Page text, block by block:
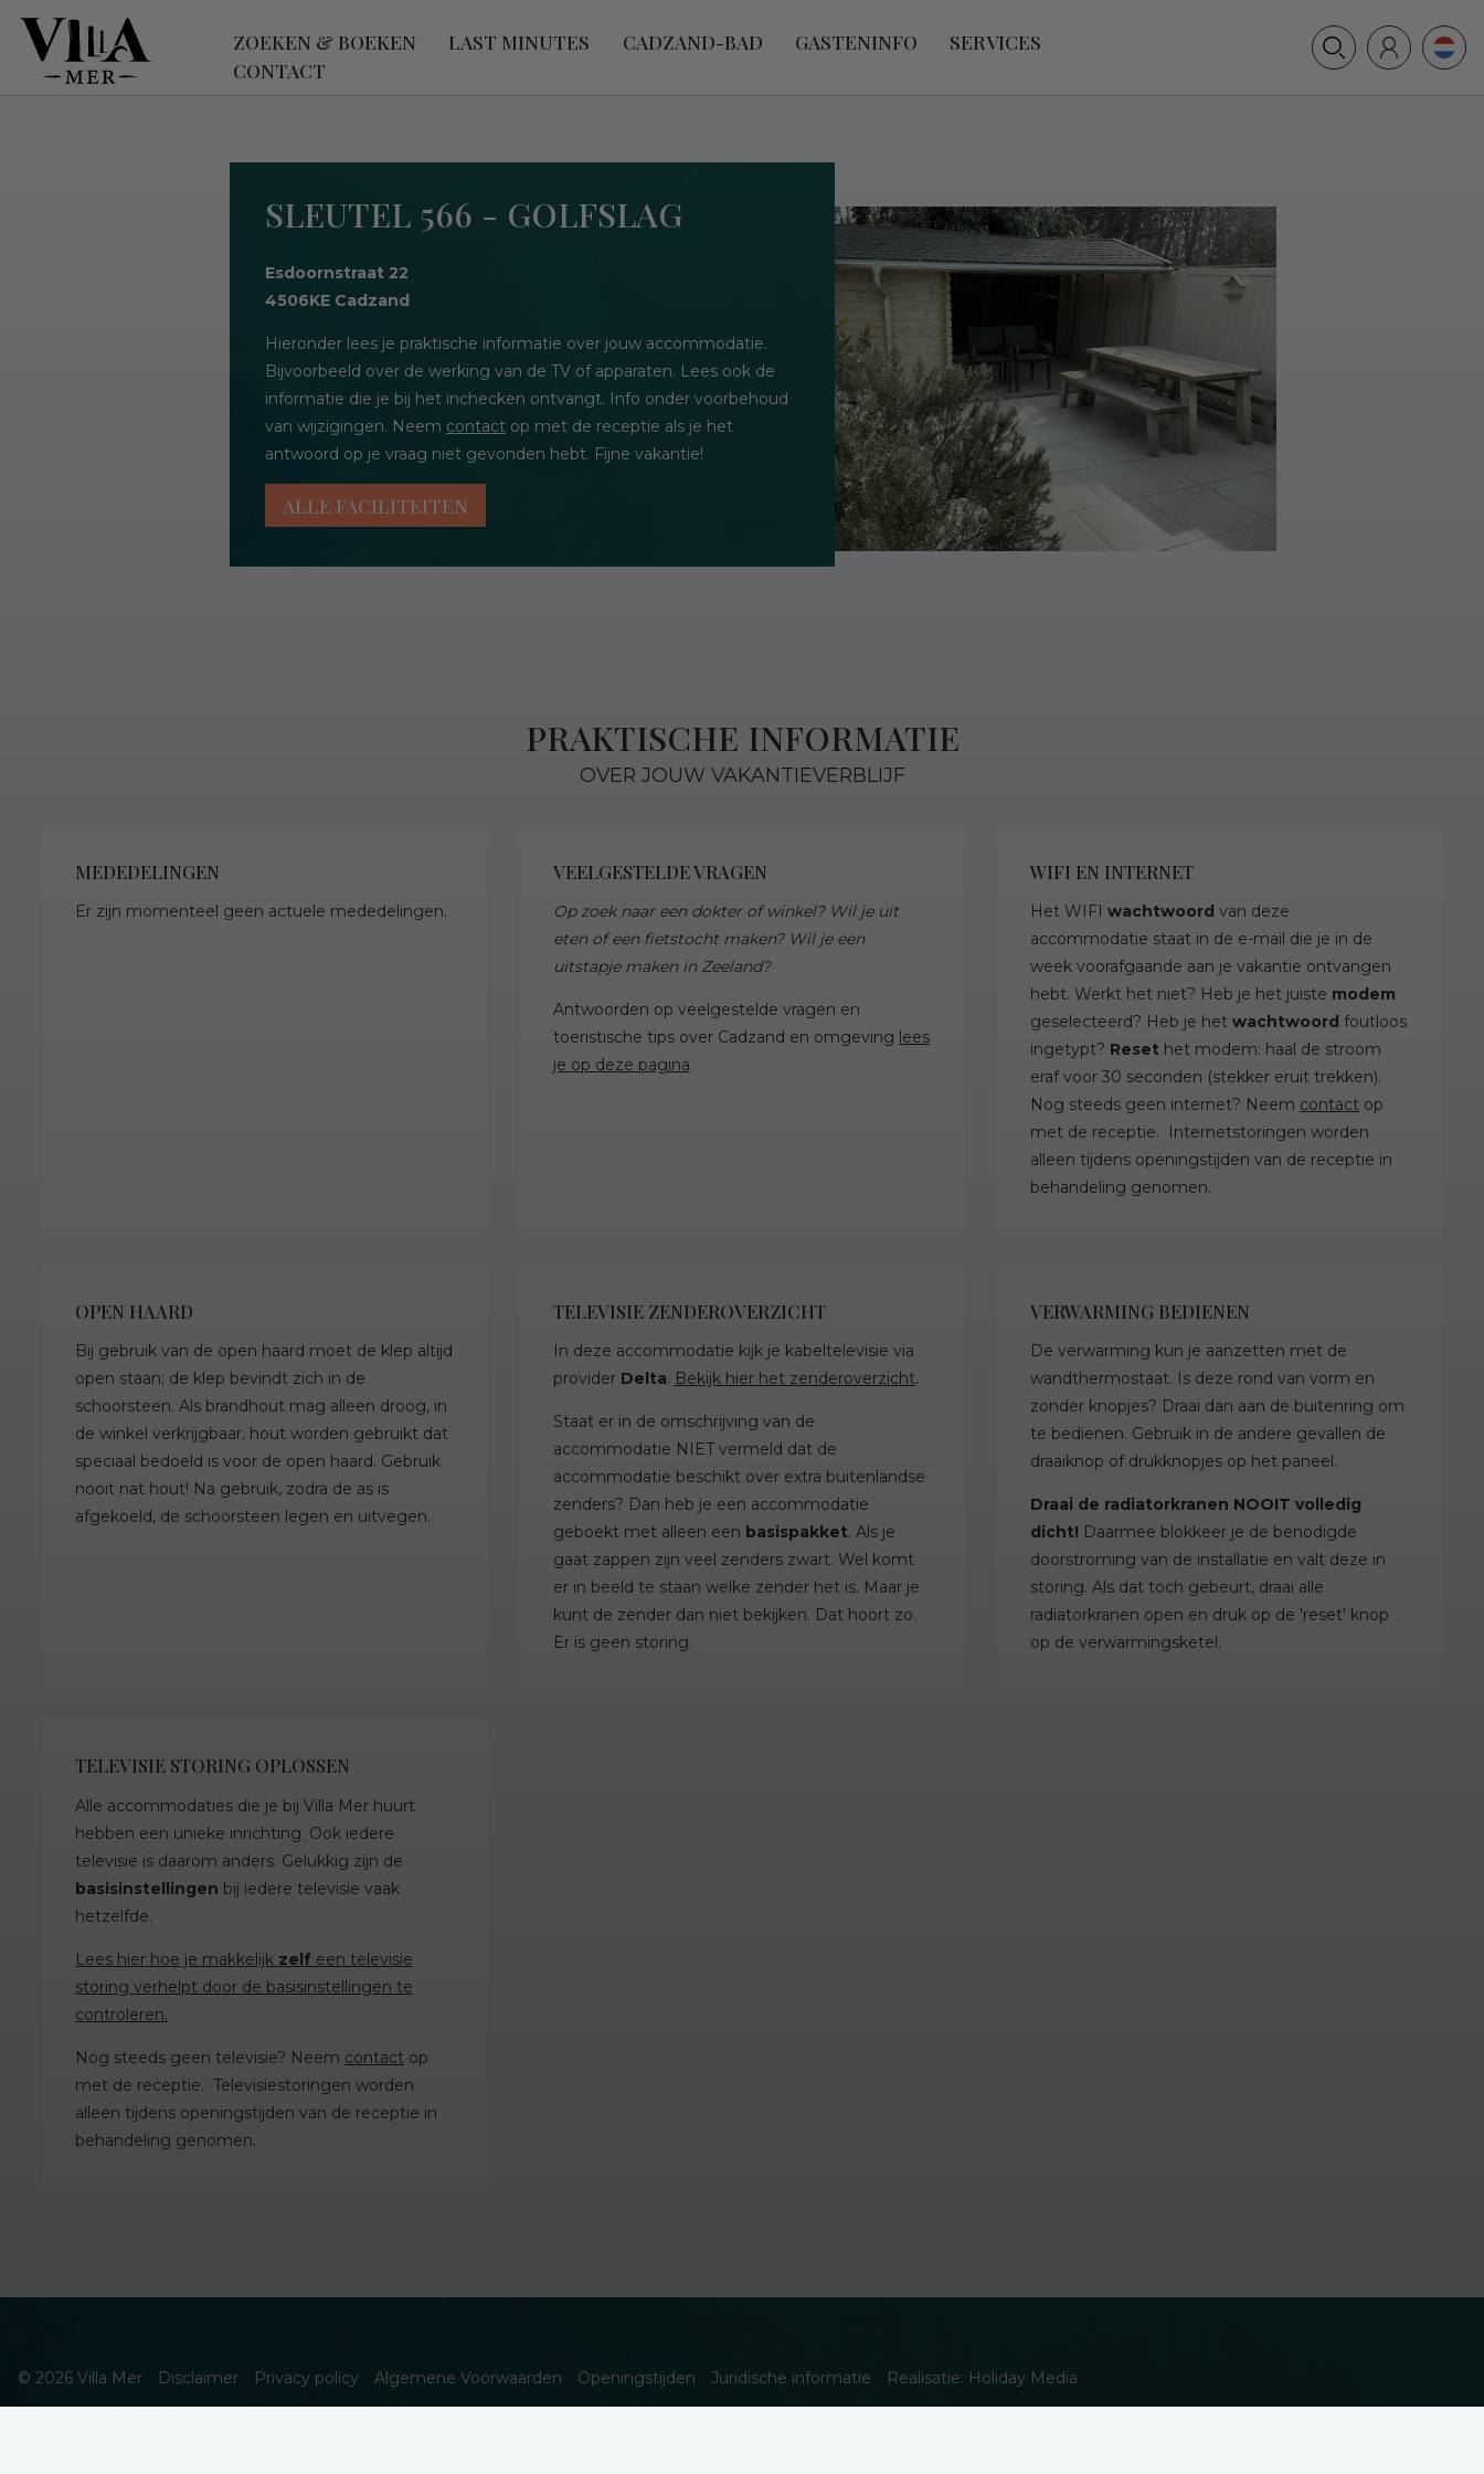
ZOEKEN & BOEKEN LAST MINUTES CADZAND-BAD GASTENINFO
SERVICES
CONTACT
SLEUTEL 566 - GOLFSLAG
Esdoornstraat 22
4506KE Cadzand
Hieronder lees je praktische informatie over jouw accommodatie.
Bijvoorbeeld over de werking van de TV of apparaten. Lees ook de
informatie die je bij het inchecken ontvangt. Info onder voorbehoud
van wijzigingen. Neem contact op met de receptie als je het
antwoord op je vraag niet gevonden hebt. Fijne vakantie!
ALLE FACILITEITEN
PRAKTISCHE INFORMATIE
OVER JOUW VAKANTIEVERBLIJF
MEDEDELINGEN
Er zijn momenteel geen actuele mededelingen.
VEELGESTELDE VRAGEN
Op zoek naar een dokter of winkel? Wil je uit
eten of een fietstocht maken? Wil je een
uitstapje maken in Zeeland?
Antwoorden op veelgestelde vragen en
toeristische tips over Cadzand en omgeving lees
je op deze pagina.
WIFI EN INTERNET
Het WIFIwachtwoord van deze
accommodatie staat in de e-mail die je in de
week voorafgaande aan je vakantie ontvangen
hebt. Werkt het niet? Heb je het juiste modem
geselecteerd? Heb je hetwachtwoordfoutloos
ingetypt? Reset het modem: haal de stroom
eraf voor 30 seconden (stekker eruit trekken).
Nog steeds geen internet? Neem contact op
met de receptie. Internetstoringen worden
alleen tijdens openingstijden van de receptie in
behandeling genomen.
OPEN HAARD
Bij gebruik van de open haard moet de klep altijd
open staan; de klep bevindt zich in de
schoorsteen. Als brandhout mag alleen droog, in
de winkel verkrijgbaar, hout worden gebruikt dat
speciaal bedoeld is voor de open haard. Gebruik
nooit nat hout! Na gebruik, zodra de as is
afgekoeld, de schoorsteen legen en uitvegen.
TELEVISIE ZENDEROVERZICHT
In deze accommodatie kijk je kabeltelevisie via
provider Delta. Bekijk hier het zenderoverzicht.
Staat er in de omschrijving van de
accommodatie NIET vermeld dat de
accommodatie beschikt over extra buitenlandse
zenders? Dan heb je een accommodatie
geboekt met alleen een basispakket. Als je
gaat zappen zijn veel zenders zwart. Wel komt
er in beeld te staan welke zender het is. Maar je
kunt de zender dan niet bekijken. Dat hoort zo.
Er is geen storing.
VERWARMING BEDIENEN
De verwarming kun je aanzetten met de
wandthermostaat. Is deze rond van vorm en
zonder knopjes? Draai dan aan de buitenring om
te bedienen. Gebruik in de andere gevallen de
draaiknop of drukknopjes op het paneel.
Draai de radiatorkranen NOOIT volledig
dicht! Daarmee blokkeer je de benodigde
doorstroming van de installatie en valt deze in
storing. Als dat toch gebeurt, draai alle
radiatorkranen open en druk op de 'reset' knop
op de verwarmingsketel.
TELEVISIE STORING OPLOSSEN
Alle accommodaties die je bij Villa Mer huurt
hebben een unieke inrichting. Ook iedere
televisie is daarom anders. Gelukkig zijn de
basisinstellingen bij iedere televisie vaak
hetzelfde.
Lees hier hoe je makkelijk zelf een televisie
storing verhelpt door de basisinstellingen te
controleren.
Nog steeds geen televisie? Neem contact op
met de receptie. Televisiestoringen worden
alleen tijdens openingstijden van de receptie in
behandeling genomen.
© 2026 Villa Mer Disclaimer Privacy policy Algemene Voorwaarden Openingstijden Juridische informatie Realisatie: Holiday Media